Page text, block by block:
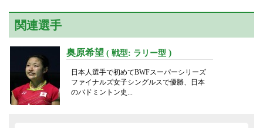
関連選手
奥原希望 ( 戦型: ラリー型 )
日本人選手で初めてBWFスーパーシリーズ
ファイナルズ女子シングルスで優勝、日本
のバドミントン史...